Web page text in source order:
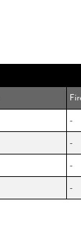
-
-
-
-